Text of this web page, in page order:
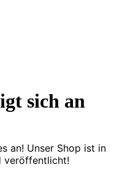
sich an
an! Unser Shop ist in
veröffentlicht!